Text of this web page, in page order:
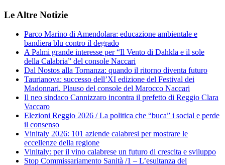
Le Altre Notizie
Parco Marino di Amendolara: educazione ambientale e
bandiera blu contro il degrado
A Palmi grande interesse per “Il Vento di Dahkla e il sole
della Calabria” del console Naccari
Dal Nostos alla Tornanza: quando il ritorno diventa futuro
Taurianova: successo dell’XI edizione del Festival dei
Madonnari. Plauso del console del Marocco Naccari
Il neo sindaco Cannizzaro incontra il prefetto di Reggio Clara
Vaccaro
Elezioni Reggio 2026 / La politica che “buca” i social e perde
il consenso
Vinitaly 2026: 101 aziende calabresi per mostrare le
eccellenze della regione
Vinitaly: per il vino calabrese un futuro di crescita e sviluppo
Stop Commissariamento Sanità /1 – L’esultanza del